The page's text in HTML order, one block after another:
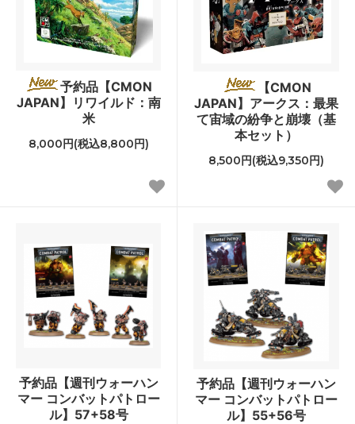
予約品【CMON
JAPAN】リワイルド：南
米
8,000円(税込8,800円)
【CMON
JAPAN】アークス：最果
て宙域の紛争と崩壊（基
本セット）
8,500円(税込9,350円)
予約品【週刊ウォーハン
マー コンバットパトロー
ル】57+58号
予約品【週刊ウォーハン
マー コンバットパトロー
ル】55+56号